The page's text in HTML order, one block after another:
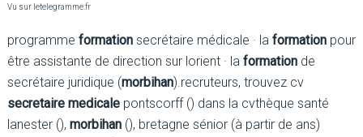
Vu sur letelegramme.fr
programme formationsecrétaire médicale · la formationpour
être assistante de direction sur lorient · la formationde
secrétaire juridique (morbihan).recruteurs, trouvez cv
secretaire medicalepontscorff () dans la cvthèque santé
lanester (), morbihan(), bretagne sénior (à partir de ans)